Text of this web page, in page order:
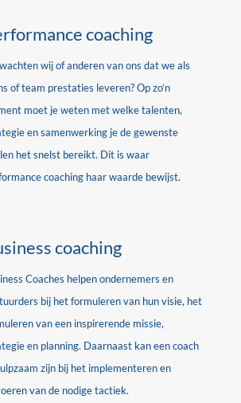
coaching
wij of anderen van ons dat we als
of team prestaties leveren?Op zo’n
moet je weten met welke talenten,
en samenwerking je de gewenste
het snelst bereikt. Dit is waar
coaching haar waarde bewijst.
coaching
Coaches helpen ondernemers en
bij het formuleren van hun visie, het
van een inspirerende missie,
en planning. Daarnaast kan een coach
zijn bij het implementeren en
van de nodige tactiek.